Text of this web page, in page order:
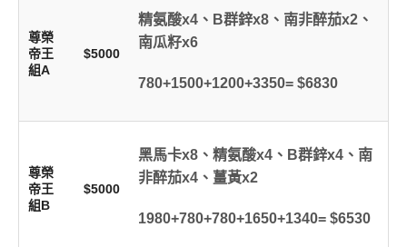
尊榮
帝王
組A
$5000
精氨酸x4、B群鋅x8、南非醉茄x2、
南瓜籽x6
780+1500+1200+3350= $6830
尊榮
帝王
組B
$5000
黑馬卡x8、精氨酸x4、B群鋅x4、南
非醉茄x4、薑黃x2
1980+780+780+1650+1340= $6530